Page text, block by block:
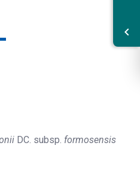
DC. subsp. formosensis